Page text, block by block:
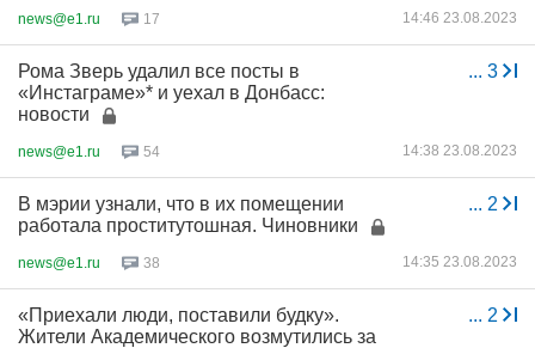
news@e1.ru 17 14:46 23.08.2023
... 3
Рома Зверь удалил все посты в
«Инстаграме»* и уехал в Донбасс:
новости
news@e1.ru 54 14:38 23.08.2023
... 2
В мэрии узнали, что в их помещении
работала проститутошная. Чиновники
news@e1.ru 38 14:35 23.08.2023
... 2
«Приехали люди, поставили будку».
Жители Академического возмутились за